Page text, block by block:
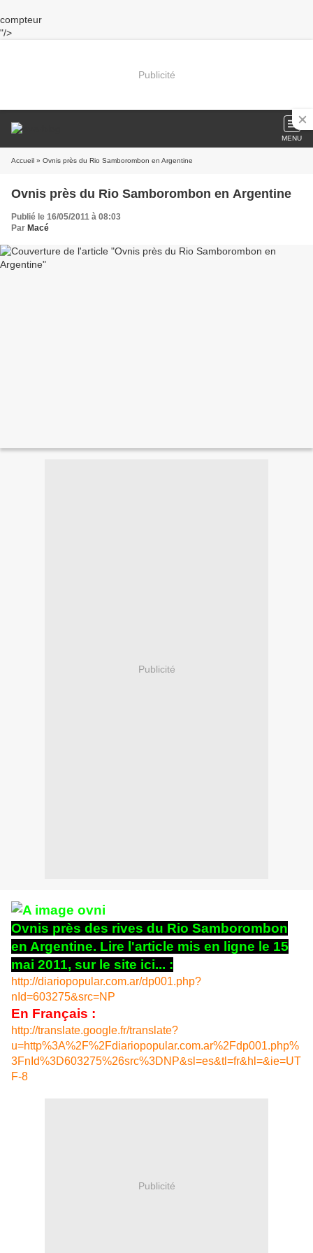
compteur
"/>
Publicité
MENU
Accueil » Ovnis près du Rio Samborombon en Argentine
Ovnis près du Rio Samborombon en Argentine
Publié le 16/05/2011 à 08:03
Par Macé
Publicité
Ovnis près des rives du Rio Samborombon
en Argentine. Lire l'article mis en ligne le 15
mai 2011, sur le site ici... :
http://diariopopular.com.ar/dp001.php?
nId=603275&src=NP
En Français :
http://translate.google.fr/translate?
u=http%3A%2F%2Fdiariopopular.com.ar%2Fdp001.php%
3FnId%3D603275%26src%3DNP&sl=es&tl=fr&hl=&ie=UT
F-8
Publicité